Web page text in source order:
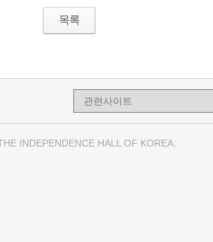
목록
INDEPENDENCE HALL OF KOREA.